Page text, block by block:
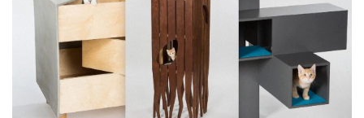
مسابقه
اخبار